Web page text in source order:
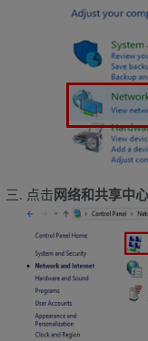
点击网络和共享中心